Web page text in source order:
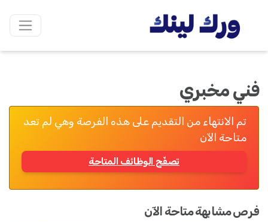
فني مخبري
تم الانتهاء من التقديم على هذه الفرصة وهي لم تعد
متاحة الآن
تصفّح الوظائف المتاحة
فرص مشابهة متاحة الآن